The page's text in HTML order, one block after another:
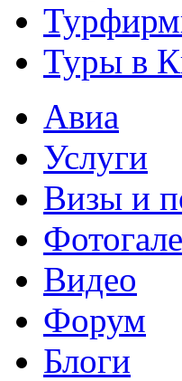
Туры в
Авиа
Услуги
Визы и
Видео
Форум
Блоги